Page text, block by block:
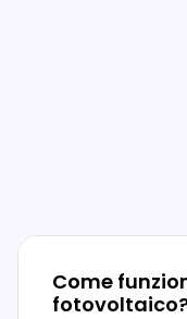
Come